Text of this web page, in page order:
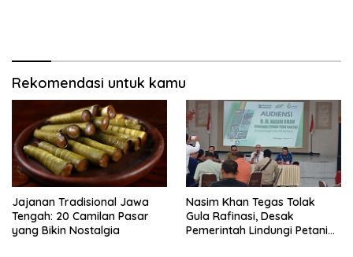
Rekomendasi untuk kamu
Jajanan Tradisional Jawa
Tengah: 20 Camilan Pasar
yang Bikin Nostalgia
Nasim Khan Tegas Tolak
Gula Rafinasi, Desak
Pemerintah Lindungi Petani